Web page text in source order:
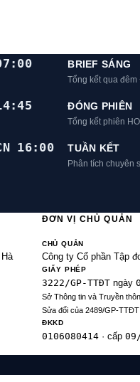
BRIEF SÁNG
Tổng kết qua
ĐÓNG PHIÊN
Tổng kết phiên
16:00 TUẦN KẾT
Phân tích chuyên
ĐƠN VỊ CHỦ QUẢN
CHỦ QUẢN
Công ty Cổ phần Tập
GIẤY PHÉP
3222/GP-TTĐTngày
Sở Thông tin và Truyền
Sửa đổi của 2489/GP-
ĐKKD
0106080414· cấp